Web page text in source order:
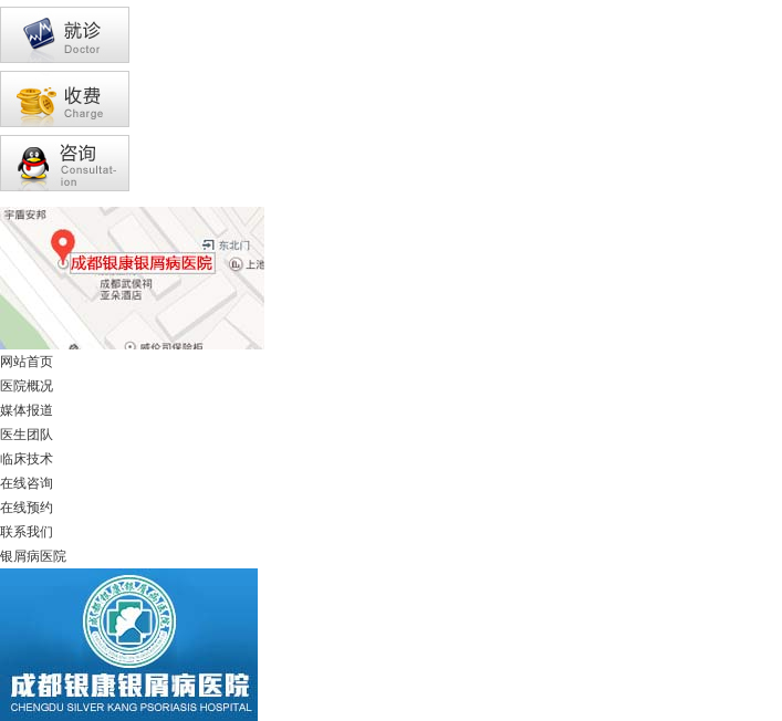
网站首页
医院概况
媒体报道
医生团队
临床技术
在线咨询
在线预约
联系我们
银屑病医院